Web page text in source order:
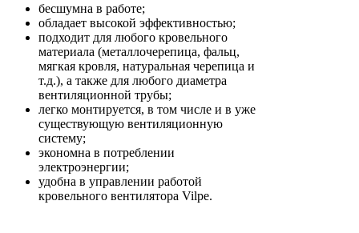
бесшумна в работе;
обладает высокой эффективностью;
подходит для любого кровельного
материала (металлочерепица, фальц,
мягкая кровля, натуральная черепица и
т.д.), а также для любого диаметра
вентиляционной трубы;
легко монтируется, в том числе и в уже
существующую вентиляционную
систему;
экономна в потреблении
электроэнергии;
удобна в управлении работой
кровельного вентилятора Vilpe.